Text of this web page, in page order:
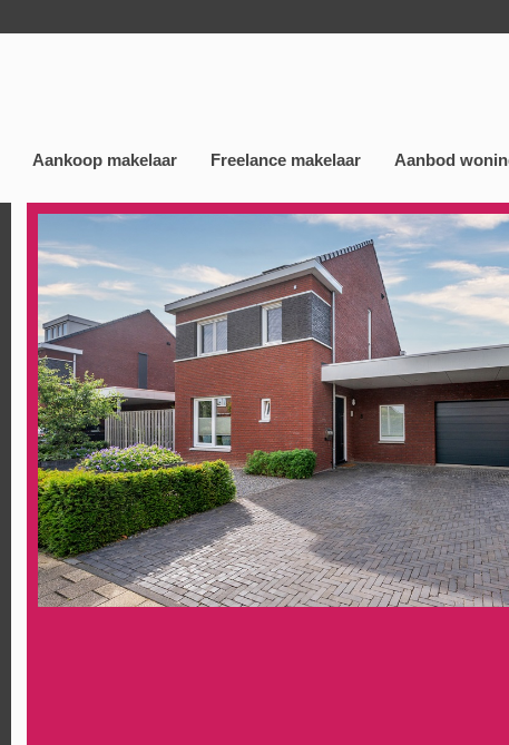
Aankoop makelaar Freelance makelaar Aanbod